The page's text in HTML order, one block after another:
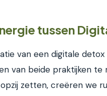
tussen
van een digitale
van beide praktijken te
zetten, creëren we